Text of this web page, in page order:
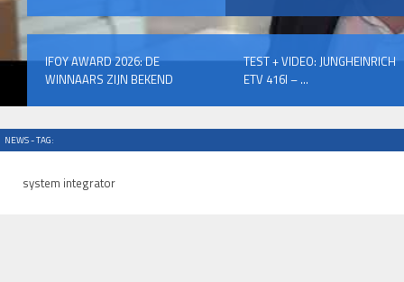
IFOY AWARD 2026: DE
WINNAARS ZIJN BEKEND
TEST + VIDEO: JUNGHEINRICH
ETV 416I – ...
NEWS - TAG:
system integrator